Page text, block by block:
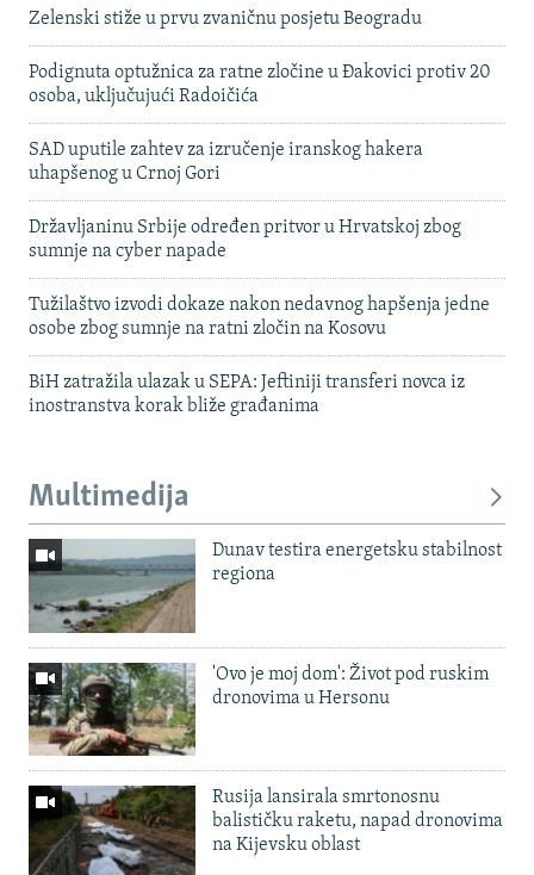
Zelenski stiže u prvu zvaničnu posjetu Beogradu
Podignuta optužnica za ratne zločine u Đakovici protiv 20
osoba, uključujući Radoičića
SAD uputile zahtev za izručenje iranskog hakera
uhapšenog u Crnoj Gori
Državljaninu Srbije određen pritvor u Hrvatskoj zbog
sumnje na cyber napade
Tužilaštvo izvodi dokaze nakon nedavnog hapšenja jedne
osobe zbog sumnje na ratni zločin na Kosovu
BiH zatražila ulazak u SEPA: Jeftiniji transferi novca iz
inostranstva korak bliže građanima
Multimedija
Dunav testira energetsku stabilnost
regiona
'Ovo je moj dom': Život pod ruskim
dronovima u Hersonu
Rusija lansirala smrtonosnu
balističku raketu, napad dronovima
na Kijevsku oblast